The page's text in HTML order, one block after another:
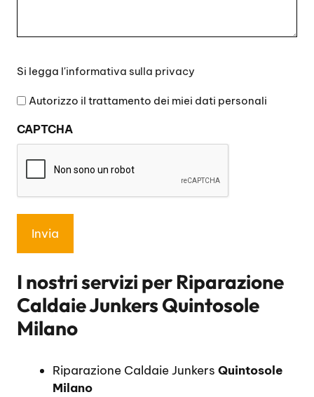
legga
l'informativa
privacy
Si legga l'informativa sulla privacy
Autorizzo il trattamento dei miei dati personali
CAPTCHA
I nostri servizi perRiparazione
Caldaie Junkers Quintosole
Milano
Riparazione Caldaie Junkers Quintosole
Milano